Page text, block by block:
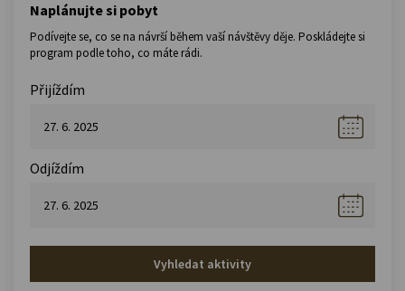
Naplánujte si pobyt
Podívejte se, co se na návrší během vaší návštěvy děje. Poskládejte si
program podle toho, co máte rádi.
Přijíždím
Odjíždím
Vyhledat aktivity